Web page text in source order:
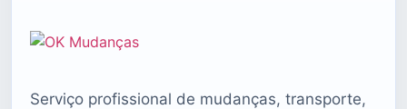
Serviço profissional de mudanças, transporte,